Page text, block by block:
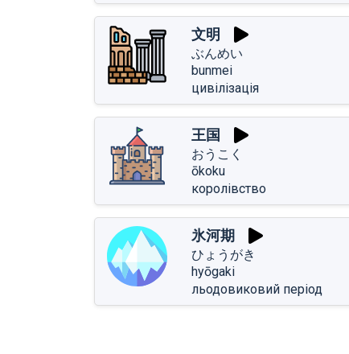
文明
ぶんめい
bunmei
цивілізація
王国
おうこく
ōkoku
королівство
氷河期
ひょうがき
hyōgaki
льодовиковий період